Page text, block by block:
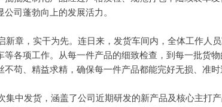
公司蓬勃向上的发展活力。
，实干为先。连日来，发货车间内，全体工作人员
等各项工作。从每一件产品的细致检查，到每一批货
不苟、精益求精，确保每一件产品都能完好无损、准
发货，涵盖了公司近期研发的新产品及核心主打产